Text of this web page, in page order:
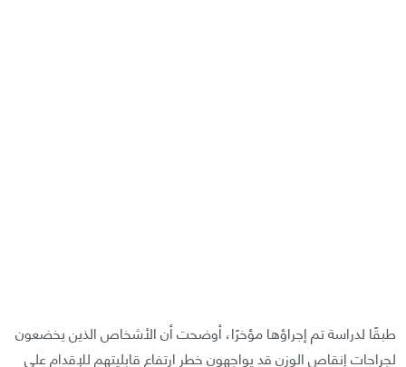
طبقًا لدراسة تم إجراؤها مؤخرًا، أوضحت أن الأشخاص الذين يخضعون
لجراحات إنقاص الوزن قد يواجهون خطر ارتفاع قابليتهم للإقدام على